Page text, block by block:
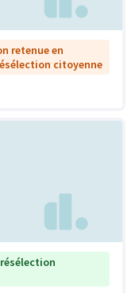
retenue en
citoyenne